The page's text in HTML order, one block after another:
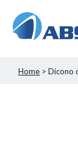
Home > Dicono